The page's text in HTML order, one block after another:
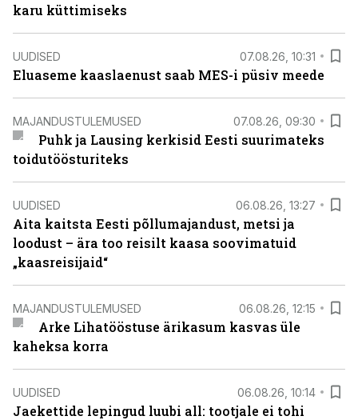
karu küttimiseks
UUDISED 07.08.26, 10:31
Eluaseme kaaslaenust saab MES-i püsiv meede
MAJANDUSTULEMUSED 07.08.26, 09:30
Puhk ja Lausing kerkisid Eesti suurimateks
toidutöösturiteks
UUDISED 06.08.26, 13:27
Aita kaitsta Eesti põllumajandust, metsi ja
loodust – ära too reisilt kaasa soovimatuid
„kaasreisijaid“
MAJANDUSTULEMUSED 06.08.26, 12:15
Arke Lihatööstuse ärikasum kasvas üle
kaheksa korra
UUDISED 06.08.26, 10:14
Jaekettide lepingud luubi all: tootjale ei tohi